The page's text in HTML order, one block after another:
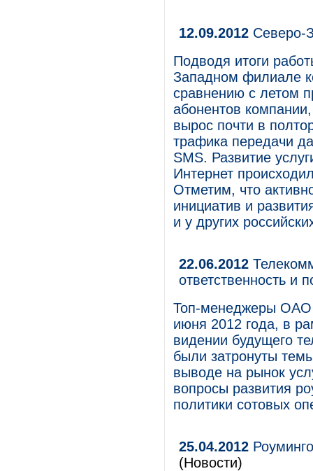
12.09.2012 Северо-
Подводя итоги
Западном филиале
сравнению с летом
абонентов
вырос почти в
трафика передачи
SMS. Развитие
Интернет
Отметим, что
инициатив и
и у других
22.06.2012
ответственность и
Топ-менеджеры ОАО
июня 2012 года, в
видении будущего
были затронуты
выводе на рынок
вопросы развития
политики сотовых
25.04.2012
(Новости)